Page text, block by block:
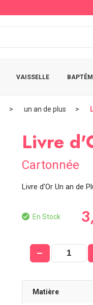
VAISSELLE
un an de plus
Livre
Cartonnée
Livre d'Or Un an de
En Stock
Matière